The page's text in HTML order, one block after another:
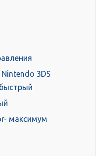
3DS
максимум